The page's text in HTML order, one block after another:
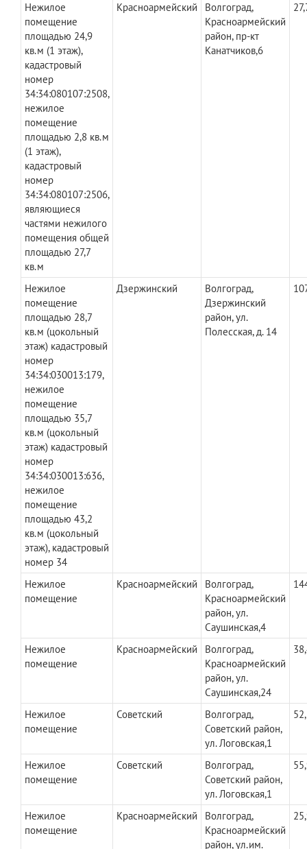
Нежилое
помещение
площадью 24,9
кв.м (1 этаж),
кадастровый
номер
34:34:080107:2508,
нежилое
помещение
площадью 2,8 кв.м
(1 этаж),
кадастровый
номер
34:34:080107:2506,
являющиеся
частями нежилого
помещения общей
площадью 27,7
кв.м
Красноармейский
Волгоград,
Красноармейский
район, пр-кт
Канатчиков,6
Нежилое
помещение
площадью 28,7
кв.м (цокольный
этаж) кадастровый
номер
34:34:030013:179,
нежилое
помещение
площадью 35,7
кв.м (цокольный
этаж) кадастровый
номер
34:34:030013:636,
нежилое
помещение
площадью 43,2
кв.м (цокольный
этаж), кадастровый
номер 34
Дзержинский
Волгоград,
Дзержинский
район, ул.
Полесская, д. 14
Нежилое
помещение
Красноармейский
Волгоград,
Красноармейский
район, ул.
Саушинская,4
Нежилое
помещение
Красноармейский
Волгоград,
Красноармейский
район, ул.
Саушинская,24
Нежилое
помещение
Советский
Волгоград,
Советский район,
ул. Логовская,1
Нежилое
помещение
Советский
Волгоград,
Советский район,
ул. Логовская,1
Нежилое
помещение
Красноармейский
Волгоград,
Красноармейский
район, ул.им.